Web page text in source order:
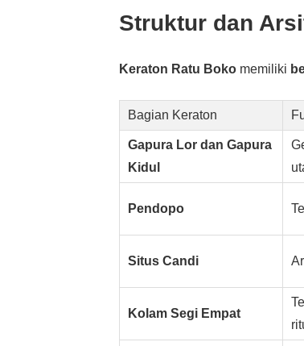
Struktur dan
Keraton Ratu Boko memiliki
Bagian Keraton
Gapura Lor dan Gapura
Kidul
Pendopo
Situs Candi
Kolam Segi Empat